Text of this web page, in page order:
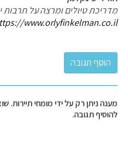
מדריכת טיולים ומרצה על תרבות
www.orlyfinkelman.co.il/
מענה ניתן רק על ידי מומחי
להוסיף תגובה.